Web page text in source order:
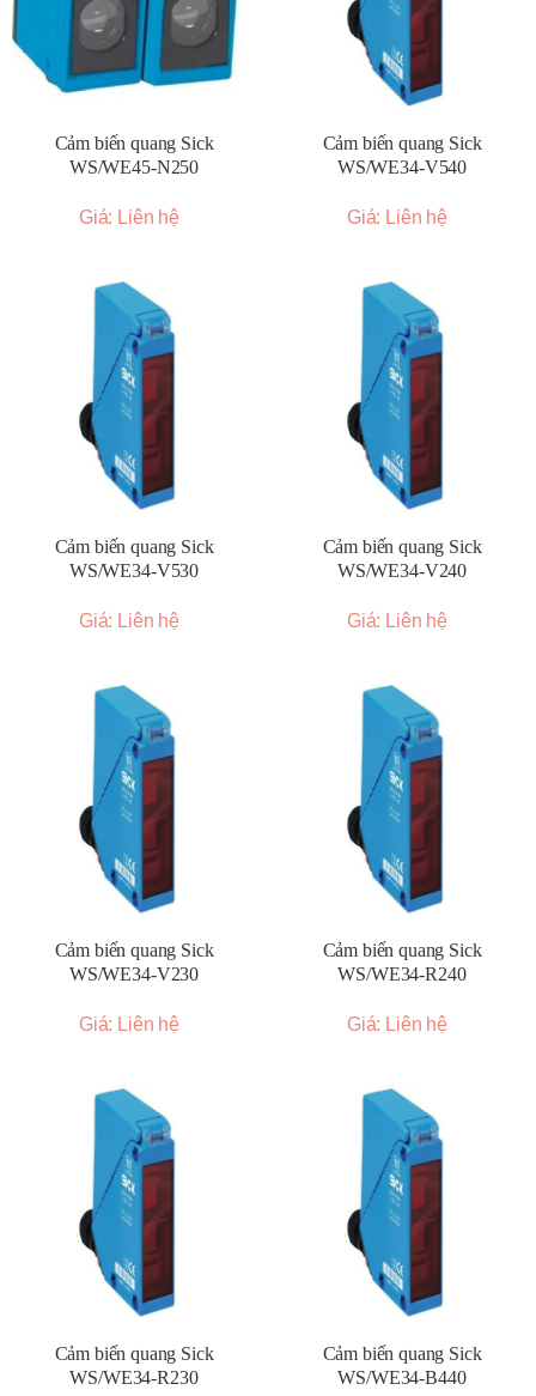
Cảm biến quang Sick
WS/WE45-N250
Giá: Liên hệ
Cảm biến quang Sick
WS/WE34-V540
Giá: Liên hệ
Cảm biến quang Sick
WS/WE34-V530
Giá: Liên hệ
Cảm biến quang Sick
WS/WE34-V240
Giá: Liên hệ
Cảm biến quang Sick
WS/WE34-V230
Giá: Liên hệ
Cảm biến quang Sick
WS/WE34-R240
Giá: Liên hệ
Cảm biến quang Sick
WS/WE34-R230
Cảm biến quang Sick
WS/WE34-B440